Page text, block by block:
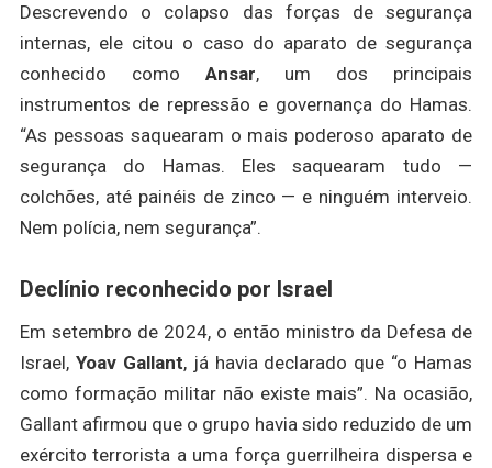
Descrevendo o colapso das forças de segurança
internas, ele citou o caso do aparato de segurança
conhecido como Ansar, um dos principais
instrumentos de repressão e governança do Hamas.
“As pessoas saquearam o mais poderoso aparato de
segurança do Hamas. Eles saquearam tudo —
colchões, até painéis de zinco — e ninguém interveio.
Nem polícia, nem segurança”.
Declínio reconhecido por Israel
Em setembro de 2024, o então ministro da Defesa de
Israel, Yoav Gallant, já havia declarado que “o Hamas
como formação militar não existe mais”. Na ocasião,
Gallant afirmou que o grupo havia sido reduzido de um
exército terrorista a uma força guerrilheira dispersa e